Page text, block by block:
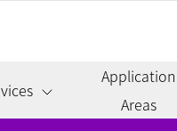
Application
Areas